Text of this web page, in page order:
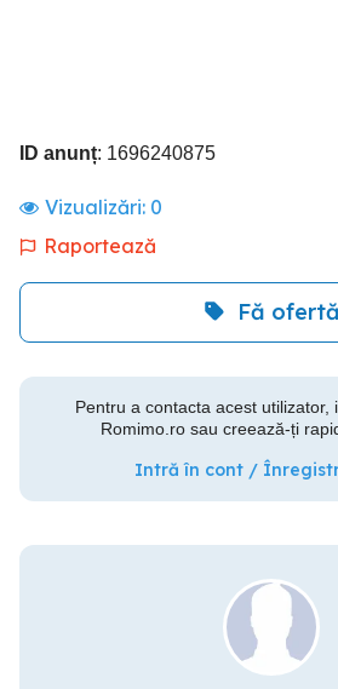
ID anunț: 1696240875
Vizualizări: 0
Raportează
Fă ofertă
Pentru a contacta acest utilizator,
Romimo.ro sau creează-ți
Intră în cont /